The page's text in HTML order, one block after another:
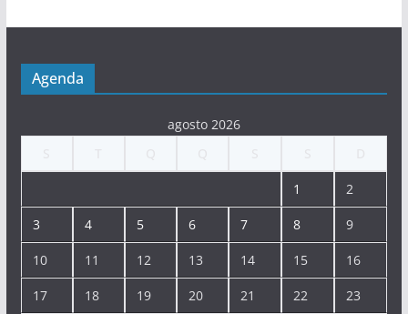
Agenda
agosto 2026
1 2
3 4 5 6 7 8 9
10 11 12 13 14 15 16
17 18 19 20 21 22 23